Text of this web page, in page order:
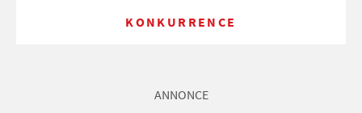
KONKURRENCE
ANNONCE